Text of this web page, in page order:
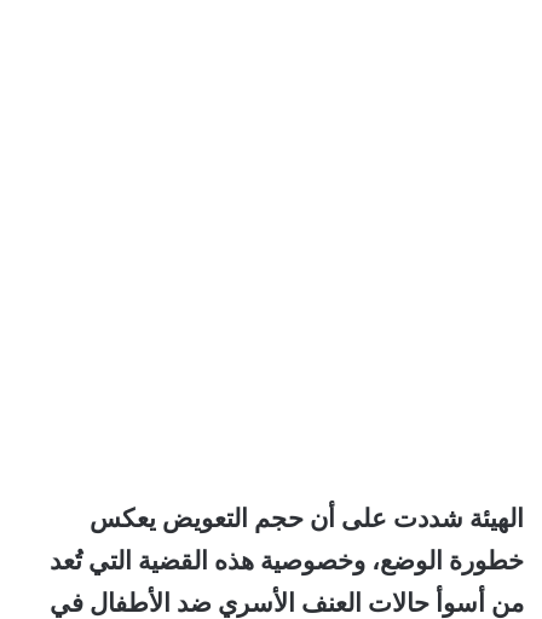
الهيئة شددت على أن حجم التعويض يعكس
خطورة الوضع، وخصوصية هذه القضية التي تُعد
من أسوأ حالات العنف الأسري ضد الأطفال في